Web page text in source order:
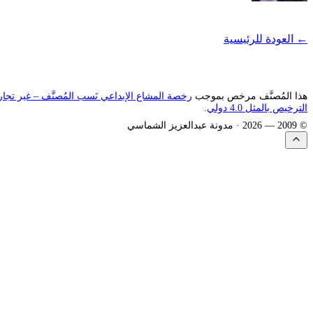
← العودة للرئيسية
هذا المُصنَّف مرخص بموجب رخصة المشاع الإبداعي نَسب المُصنَّف – غير
الترخيص بالمثل 4.0 دولي
© 2009 —
2026 · مدونة عبدالعزيز الشماسي